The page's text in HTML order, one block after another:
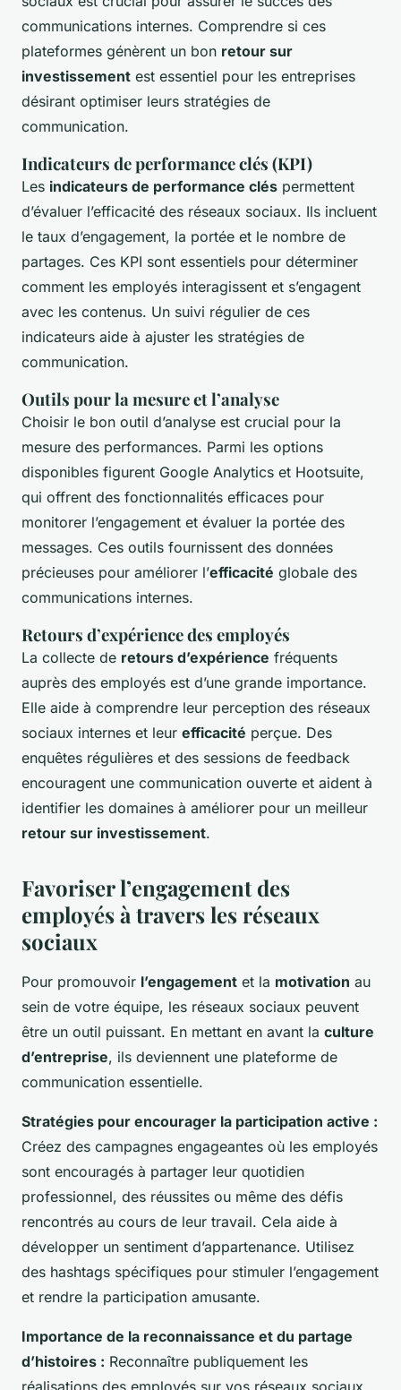
communications internes. Comprendre si ces
plateformes génèrent un bon retour sur
investissement est essentiel pour les entreprises
désirant optimiser leurs stratégies de
communication.
Indicateurs de performance clés (KPI)
Les indicateurs de performance clés permettent
d’évaluer l’efficacité des réseaux sociaux. Ils incluent
le taux d’engagement, la portée et le nombre de
partages. Ces KPI sont essentiels pour déterminer
comment les employés interagissent et s’engagent
avec les contenus. Un suivi régulier de ces
indicateurs aide à ajuster les stratégies de
communication.
Outils pour la mesure et l’analyse
Choisir le bon outil d’analyse est crucial pour la
mesure des performances. Parmi les options
disponibles figurent Google Analytics et Hootsuite,
qui offrent des fonctionnalités efficaces pour
monitorer l’engagement et évaluer la portée des
messages. Ces outils fournissent des données
précieuses pour améliorer l’efficacité globale des
communications internes.
Retours d’expérience des employés
La collecte de retours d’expérience fréquents
auprès des employés est d’une grande importance.
Elle aide à comprendre leur perception des réseaux
sociaux internes et leur efficacité perçue. Des
enquêtes régulières et des sessions de feedback
encouragent une communication ouverte et aident à
identifier les domaines à améliorer pour un meilleur
retour sur investissement.
Favoriser l’engagement des
employés à travers les réseaux
sociaux
Pour promouvoir l’engagement et la motivation au
sein de votre équipe, les réseaux sociaux peuvent
être un outil puissant. En mettant en avant la culture
d’entreprise, ils deviennent une plateforme de
communication essentielle.
Stratégies pour encourager la participation active :
Créez des campagnes engageantes où les employés
sont encouragés à partager leur quotidien
professionnel, des réussites ou même des défis
rencontrés au cours de leur travail. Cela aide à
développer un sentiment d’appartenance. Utilisez
des hashtags spécifiques pour stimuler l’engagement
et rendre la participation amusante.
Importance de la reconnaissance et du partage
d’histoires : Reconnaître publiquement les